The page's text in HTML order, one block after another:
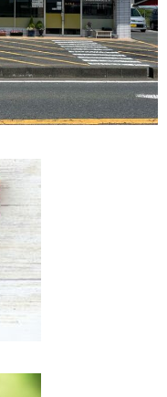
スのブログ
りました★
ンドル作りに挑戦しま